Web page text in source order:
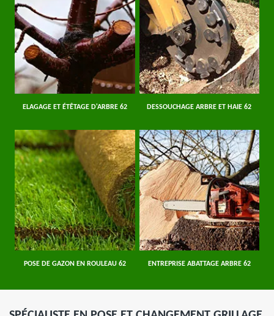
ELAGAGE ET ÉTÊTAGE D'ARBRE 62 DESSOUCHAGE ARBRE ET HAIE 62
POSE DE GAZON EN ROULEAU 62 ENTREPRISE ABATTAGE ARBRE 62